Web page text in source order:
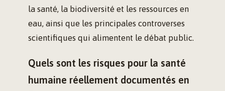
la santé, la biodiversité et les ressources en
eau, ainsi que les principales controverses
scientifiques qui alimentent le débat public.
Quels sont les risques pour la santé
humaine réellement documentés en